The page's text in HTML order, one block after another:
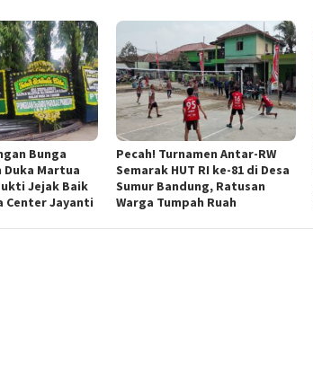
Bunga
Duka Martua
Jejak Baik
Center Jayanti
Pecah! Turnamen Antar-RW
Semarak HUT RI ke-81 di Desa
Sumur Bandung, Ratusan
Warga Tumpah Ruah